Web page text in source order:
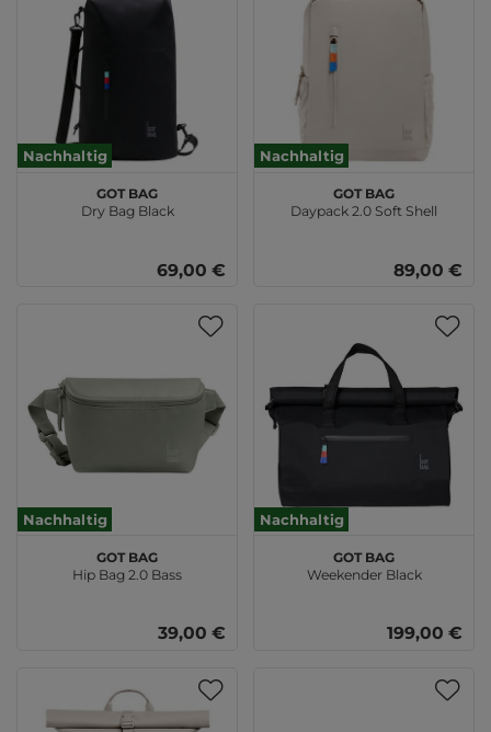
Nachhaltig
GOT BAG
Dry Bag Black
69,00 €
Nachhaltig
GOT BAG
Daypack 2.0 Soft Shell
89,00 €
Nachhaltig
GOT BAG
Hip Bag 2.0 Bass
39,00 €
Nachhaltig
GOT BAG
Weekender Black
199,00 €